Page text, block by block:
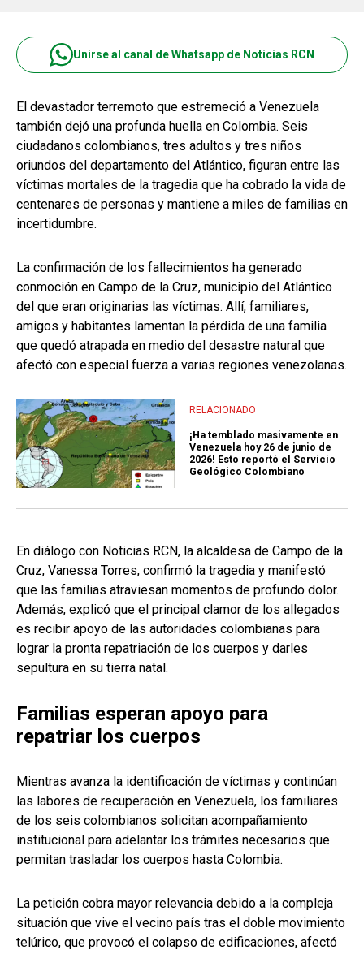
Unirse al canal de Whatsapp de Noticias RCN
El devastador terremoto que estremeció a Venezuela
también dejó una profunda huella en Colombia. Seis
ciudadanos colombianos, tres adultos y tres niños
oriundos del departamento del Atlántico, figuran entre las
víctimas mortales de la tragedia que ha cobrado la vida de
centenares de personas y mantiene a miles de familias en
incertidumbre.
La confirmación de los fallecimientos ha generado
conmoción en Campo de la Cruz, municipio del Atlántico
del que eran originarias las víctimas. Allí, familiares,
amigos y habitantes lamentan la pérdida de una familia
que quedó atrapada en medio del desastre natural que
afectó con especial fuerza a varias regiones venezolanas.
RELACIONADO
¡Ha temblado masivamente en
Venezuela hoy 26 de junio de
2026! Esto reportó el Servicio
Geológico Colombiano
En diálogo con Noticias RCN, la alcaldesa de Campo de la
Cruz, Vanessa Torres, confirmó la tragedia y manifestó
que las familias atraviesan momentos de profundo dolor.
Además, explicó que el principal clamor de los allegados
es recibir apoyo de las autoridades colombianas para
lograr la pronta repatriación de los cuerpos y darles
sepultura en su tierra natal.
Familias esperan apoyo para
repatriar los cuerpos
Mientras avanza la identificación de víctimas y continúan
las labores de recuperación en Venezuela, los familiares
de los seis colombianos solicitan acompañamiento
institucional para adelantar los trámites necesarios que
permitan trasladar los cuerpos hasta Colombia.
La petición cobra mayor relevancia debido a la compleja
situación que vive el vecino país tras el doble movimiento
telúrico, que provocó el colapso de edificaciones, afectó